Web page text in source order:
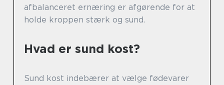
afbalanceret ernæring er afgørende for at
holde kroppen stærk og sund.
Hvad er sund kost?
Sund kost indebærer at vælge fødevarer